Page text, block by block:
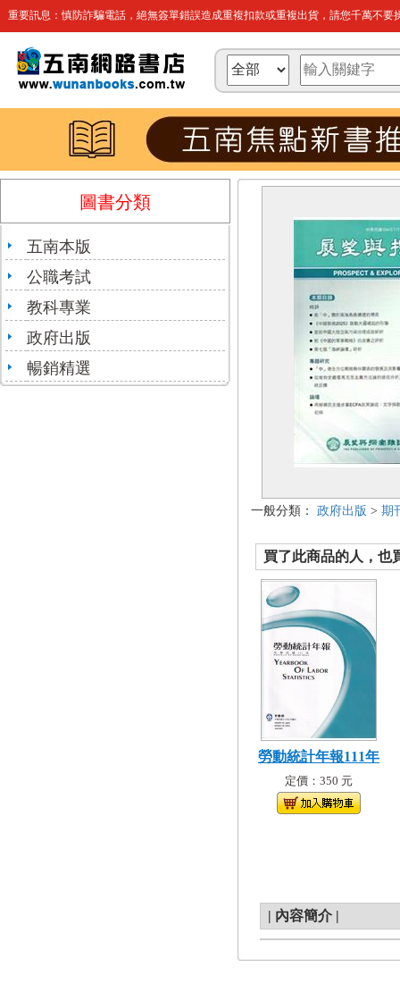
重要訊息：慎防詐騙電話，絕無簽單錯誤造成重複扣款或重複出貨，請您千萬不要
圖書分類
五南本版
公職考試
教科專業
政府出版
暢銷精選
一般分類： 政府出版 > 期
買了此商品的人，也
勞動統計年報111年
定價：350 元
| 內容簡介 |